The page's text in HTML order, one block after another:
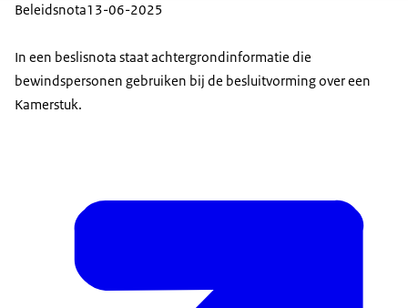
Beleidsnota13-06-2025
In een beslisnota staat achtergrondinformatie die
bewindspersonen gebruiken bij de besluitvorming over een
Kamerstuk.